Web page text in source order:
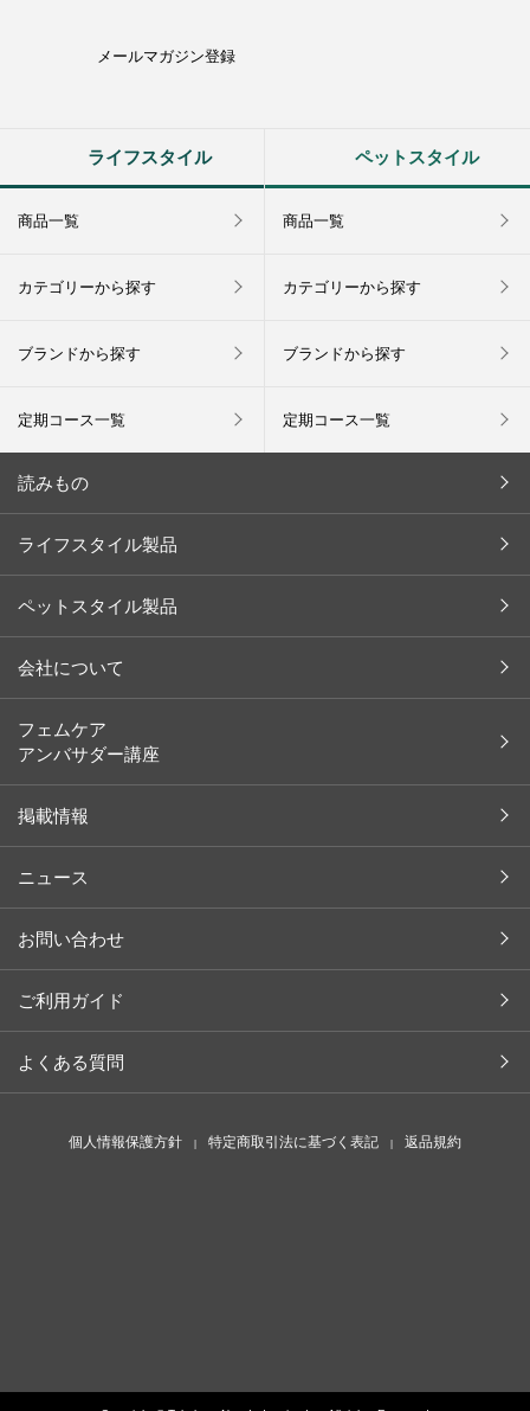
メールマガジン登録
ライフスタイル
商品一覧
カテゴリーから探す
ブランドから探す
定期コース一覧
ペットスタイル
商品一覧
カテゴリーから探す
ブランドから探す
定期コース一覧
読みもの
キャンペーン
インタビュー
余[yo]
ペット
コラム
植物・天然成分辞典
商品開発ストーリー
ライフスタイル製品
ペットスタイル製品
会社について
社長メッセージ
取り扱い店舗（ライフスタイル）
フェムケア
アンバサダー講座
掲載情報
ニュース
お問い合わせ
ご利用ガイド
よくある質問
個人情報保護方針 特定商取引法に基づく表記 返品規約